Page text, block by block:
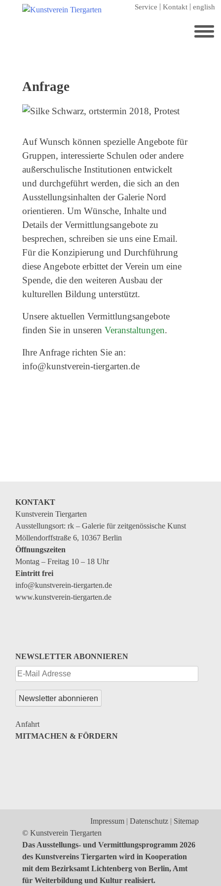
Service Kontakt english
Förderer
Mitglied werden
Ausstellungen
aktuelle Ausstellung
kommende Ausstellungen
Veranstaltungen
Kommende Veranstaltungen
Ortstermin
Vermittlung
Anfrage
Archivübersicht
Ausstellungen
Anfrage
Auf Wunsch können spezielle Angebote für
Gruppen, interessierte Schulen oder andere
außerschulische Institutionen entwickelt
und durchgeführt werden, die sich an den
Ausstellungsinhalten der Galerie Nord
orientieren. Um Wünsche, Inhalte und
Details der Vermittlungsangebote zu
besprechen, schreiben sie uns eine Email.
Für die Konzipierung und Durchführung
diese Angebote erbittet der Verein um eine
Spende, die den weiteren Ausbau der
kulturellen Bildung unterstützt.
Unsere aktuellen Vermittlungsangebote
finden Sie in unseren Veranstaltungen.
Ihre Anfrage richten Sie an:
info@kunstverein-tiergarten.de
KONTAKT
Kunstverein Tiergarten
Ausstellungsort: rk – Galerie für zeitgenössische Kunst
Möllendorffstraße 6, 10367 Berlin
Öffnungszeiten
Montag – Freitag 10 – 18 Uhr
Eintritt frei
info@kunstverein-tiergarten.de
www.kunstverein-tiergarten.de
NEWSLETTER ABONNIEREN
Anfahrt
MITMACHEN & FÖRDERN
Impressum Datenschutz
Sitemap
© Kunstverein Tiergarten
Das Ausstellungs- und Vermittlungsprogramm 2026
des Kunstvereins Tiergarten wird in Kooperation
mit dem Bezirksamt Lichtenberg von Berlin, Amt
für Weiterbildung und Kultur realisiert.